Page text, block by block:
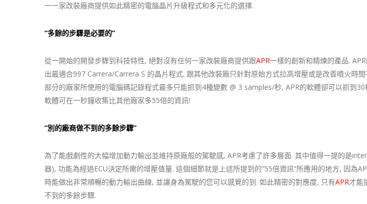
一一家改裝廠商提供如此精密的電腦晶片升級程式和多元化的選擇.
“多餘的步驟是必要的”
從一開始的開發步驟到科技特性, 絕對沒有任何一家改裝廠商提供跟APR一樣的創新和精煉的產品.
出最適合997 Carrera/Carrera S 的晶片程式. 跟其他改裝廠只針對原始方式拉高增壓或是改善噴火時間
部分的廠家所使用的電腦碼記錄程式最多只能抓到4種變數 @ 3 samples/秒, APR的軟體卻可以抓到30
軟體可在一秒鐘收集比其他廠家多55倍的資訊!
“別的廠商做不到的多餘步驟”
為了能戲劇性的大幅增加動力輸出並維持原廠般的駕駛感, APR考慮了許多層面. 其中值得一提的是
器), 功能為經過ECU決定所需的增壓值量. 這個細節就是上述所提到的”55倍資訊”所應用的地方, 因為
時能做出非常順暢的動力輸出曲線, 並讓身為駕駛的您可以感覺的到. 如此精密的對應度, 只有APR才能
不到的多餘步驟.